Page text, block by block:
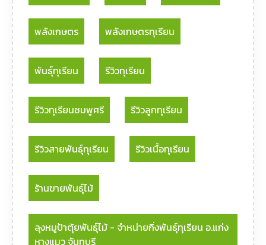
พลังเกษตร พลังเกษตรทุเรียน
พันธุ์ทุเรียน รีวิวทุเรียน
รีวิวทุเรียนชมพูศรี รีวิวลูกทุเรียน
รีวิวสายพันธุ์ทุเรียน รีวิวเนื้อทุเรียน
ร้านขายพันธุ์ไม้
ลุงหมูป้าตุ้ยพันธุ์ไม้ - จําหน่ายกิ่งพันธุ์ทุเรียน อ.แก่ง
หางแมว จันทบุรี